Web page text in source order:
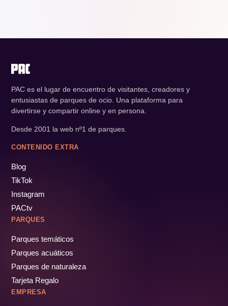
PAC es el lugar de encuentro de visitantes, creadores y
entusiastas de parques de ocio. Una plataforma para
divertirse y compartir online y en persona.
Desde 2001 la web nº1 de parques.
CONTENIDO EXTRA
Blog
TikTok
Instagram
PACtv
PARQUES
Parques temáticos
Parques acuáticos
Parques de naturaleza
Tarjeta Regalo
EMPRESA